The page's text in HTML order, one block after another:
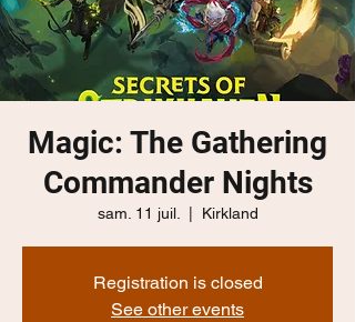
Magic: The Gathering
Commander Nights
sam. 11 juil. Kirkland
Registration is closed
See other events